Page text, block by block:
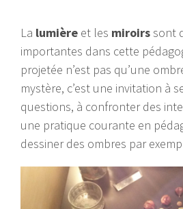
La lumière et les miroirssont
importantes dans cette
projetée n’est pas qu’une
mystère, c’est une invitation à
questions, à confronter des
une pratique courante en
dessiner des ombres par